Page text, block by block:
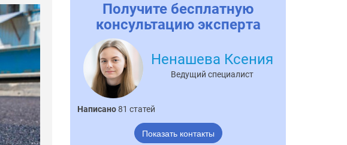
Получите бесплатную
консультацию эксперта
Ненашева Ксения
Ведущий специалист
Написано81 статей
Показать контакты